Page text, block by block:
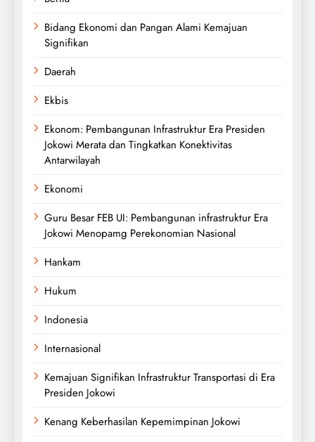
Bidang Ekonomi dan Pangan Alami Kemajuan
Signifikan
Daerah
Ekbis
Ekonom: Pembangunan Infrastruktur Era Presiden
Jokowi Merata dan Tingkatkan Konektivitas
Antarwilayah
Ekonomi
Guru Besar FEB UI: Pembangunan infrastruktur Era
Jokowi Menopamg Perekonomian Nasional
Hankam
Hukum
Indonesia
Internasional
Kemajuan Signifikan Infrastruktur Transportasi di Era
Presiden Jokowi
Kenang Keberhasilan Kepemimpinan Jokowi